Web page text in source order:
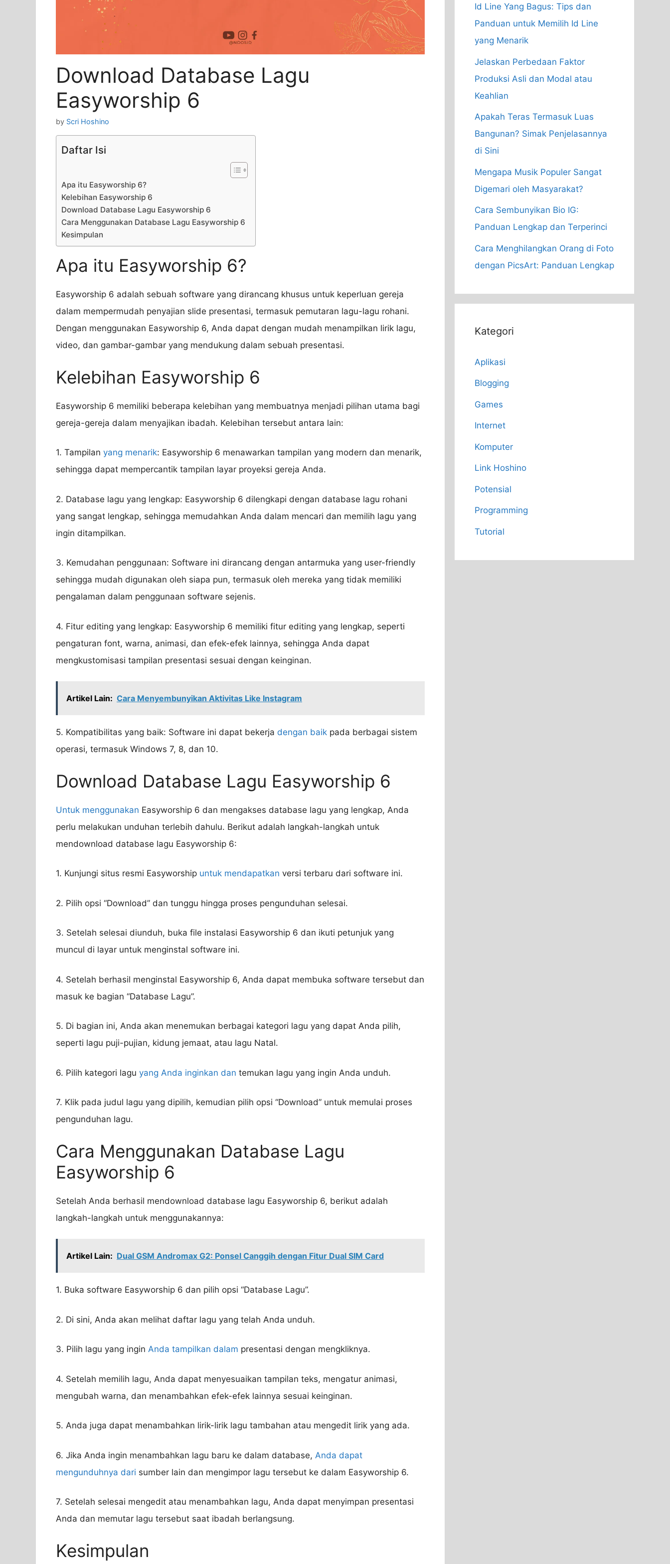
Download Database Lagu
Easyworship 6
by Scri Hoshino
Daftar Isi
Apa itu Easyworship 6?
Kelebihan Easyworship 6
Download Database Lagu Easyworship 6
Cara Menggunakan Database Lagu Easyworship 6
Kesimpulan
Apa itu Easyworship 6?
Easyworship 6 adalah sebuah software yang dirancang khusus untuk keperluan gereja
dalam mempermudah penyajian slide presentasi, termasuk pemutaran lagu-lagu rohani.
Dengan menggunakan Easyworship 6, Anda dapat dengan mudah menampilkan lirik lagu,
video, dan gambar-gambar yang mendukung dalam sebuah presentasi.
Kelebihan Easyworship 6
Easyworship 6 memiliki beberapa kelebihan yang membuatnya menjadi pilihan utama bagi
gereja-gereja dalam menyajikan ibadah. Kelebihan tersebut antara lain:
1. Tampilan yang menarik: Easyworship 6 menawarkan tampilan yang modern dan menarik,
sehingga dapat mempercantik tampilan layar proyeksi gereja Anda.
2. Database lagu yang lengkap: Easyworship 6 dilengkapi dengan database lagu rohani
yang sangat lengkap, sehingga memudahkan Anda dalam mencari dan memilih lagu yang
ingin ditampilkan.
3. Kemudahan penggunaan: Software ini dirancang dengan antarmuka yang user-friendly
sehingga mudah digunakan oleh siapa pun, termasuk oleh mereka yang tidak memiliki
pengalaman dalam penggunaan software sejenis.
4. Fitur editing yang lengkap: Easyworship 6 memiliki fitur editing yang lengkap, seperti
pengaturan font, warna, animasi, dan efek-efek lainnya, sehingga Anda dapat
mengkustomisasi tampilan presentasi sesuai dengan keinginan.
Artikel Lain: Cara Menyembunyikan Aktivitas Like Instagram
5. Kompatibilitas yang baik: Software ini dapat bekerja dengan baik pada berbagai sistem
operasi, termasuk Windows 7, 8, dan 10.
Download Database Lagu Easyworship 6
Untuk menggunakan Easyworship 6 dan mengakses database lagu yang lengkap, Anda
perlu melakukan unduhan terlebih dahulu. Berikut adalah langkah-langkah untuk
mendownload database lagu Easyworship 6:
1. Kunjungi situs resmi Easyworship untuk mendapatkan versi terbaru dari software ini.
2. Pilih opsi “Download” dan tunggu hingga proses pengunduhan selesai.
3. Setelah selesai diunduh, buka file instalasi Easyworship 6 dan ikuti petunjuk yang
muncul di layar untuk menginstal software ini.
4. Setelah berhasil menginstal Easyworship 6, Anda dapat membuka software tersebut dan
masuk ke bagian “Database Lagu”.
5. Di bagian ini, Anda akan menemukan berbagai kategori lagu yang dapat Anda pilih,
seperti lagu puji-pujian, kidung jemaat, atau lagu Natal.
6. Pilih kategori lagu yang Anda inginkan dan temukan lagu yang ingin Anda unduh.
7. Klik pada judul lagu yang dipilih, kemudian pilih opsi “Download” untuk memulai proses
pengunduhan lagu.
Cara Menggunakan Database Lagu
Easyworship 6
Setelah Anda berhasil mendownload database lagu Easyworship 6, berikut adalah
langkah-langkah untuk menggunakannya:
Artikel Lain: Dual GSM Andromax G2: Ponsel Canggih dengan Fitur Dual SIM Card
1. Buka software Easyworship 6 dan pilih opsi “Database Lagu”.
2. Di sini, Anda akan melihat daftar lagu yang telah Anda unduh.
3. Pilih lagu yang ingin Anda tampilkan dalam presentasi dengan mengkliknya.
4. Setelah memilih lagu, Anda dapat menyesuaikan tampilan teks, mengatur animasi,
mengubah warna, dan menambahkan efek-efek lainnya sesuai keinginan.
5. Anda juga dapat menambahkan lirik-lirik lagu tambahan atau mengedit lirik yang ada.
6. Jika Anda ingin menambahkan lagu baru ke dalam database, Anda dapat
mengunduhnya dari sumber lain dan mengimpor lagu tersebut ke dalam Easyworship 6.
7. Setelah selesai mengedit atau menambahkan lagu, Anda dapat menyimpan presentasi
Anda dan memutar lagu tersebut saat ibadah berlangsung.
Kesimpulan
Id Line Yang Bagus: Tips dan
Panduan untuk Memilih Id Line
yang Menarik
Jelaskan Perbedaan Faktor
Produksi Asli dan Modal atau
Keahlian
Apakah Teras Termasuk Luas
Bangunan? Simak Penjelasannya
di Sini
Mengapa Musik Populer Sangat
Digemari oleh Masyarakat?
Cara Sembunyikan Bio IG:
Panduan Lengkap dan Terperinci
Cara Menghilangkan Orang di Foto
dengan PicsArt: Panduan Lengkap
Kategori
Aplikasi
Blogging
Games
Internet
Komputer
Link Hoshino
Potensial
Programming
Tutorial